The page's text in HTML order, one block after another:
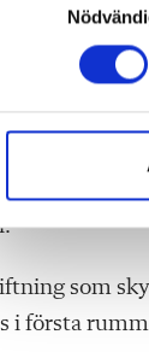
om
förloras
att en
den som
som
i första